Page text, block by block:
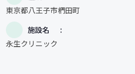
東京都八王子市椚田町
施設名
永生クリニック